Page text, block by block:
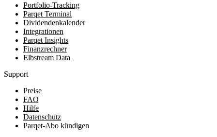
Portfolio-Tracking
Parqet Terminal
Dividendenkalender
Integrationen
Parqet Insights
Finanzrechner
Elbstream Data
Support
Preise
FAQ
Hilfe
Datenschutz
Parqet-Abo kündigen